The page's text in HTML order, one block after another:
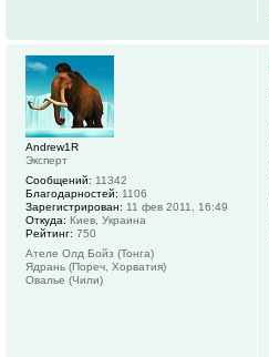
Andrew1R
Эксперт
Сообщений: 11342
Благодарностей: 1106
Зарегистрирован: 11 фев 2011, 16:49
Откуда: Киев, Украина
Рейтинг: 750
Ателе Олд Бойз (Тонга)
Ядрань (Пореч, Хорватия)
Овалье (Чили)